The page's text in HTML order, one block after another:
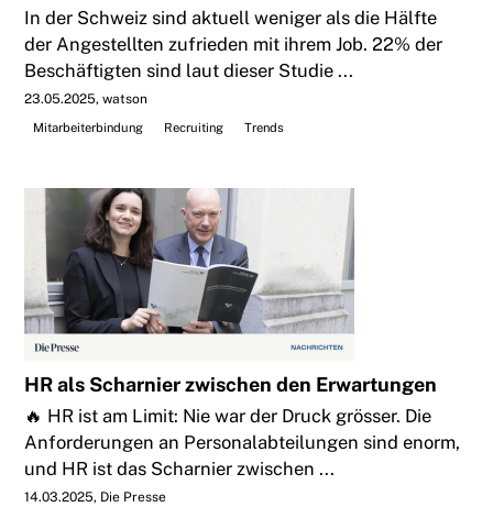
In der Schweiz sind aktuell weniger als die Hälfte
der Angestellten zufrieden mit ihrem Job. 22% der
Beschäftigten sind laut dieser Studie ...
23.05.2025 watson
Mitarbeiterbindung
Recruiting Trends
HR als Scharnier zwischen den Erwartungen
🔥 HR ist am Limit: Nie war der Druck grösser. Die
Anforderungen an Personalabteilungen sind enorm,
und HR ist das Scharnier zwischen ...
14.03.2025 Die Presse